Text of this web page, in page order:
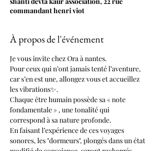
commandant henri viot
À propos de l'événement
Je vous invite chez Ora à nantes.
Pour ceux qui n’ont jamais tenté l’aventure,
car s’en est une, allongez vous et accueillez
les vibrations✨.
Chaque être humain possède sa « note
fondamentale » , une tonalité qui
correspond à sa nature profonde.
En faisant l’expérience de ces voyages
sonores, les "dormeurs", plongés dans un état